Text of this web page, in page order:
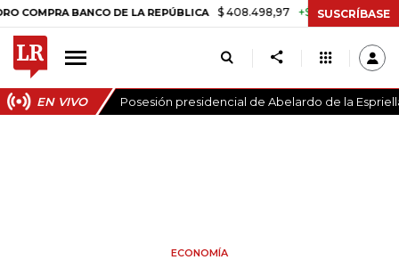
BANCO DE LA REPÚBLICA $ 408.498,97 +$ 8.753,81 +2,19%
SUSCRÍBASE
EN VIVO Posesión presidencial de Abelardo de la
ECONOMÍA